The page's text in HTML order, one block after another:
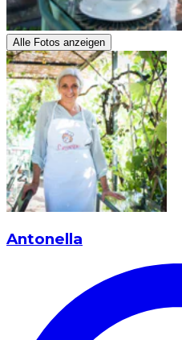
Alle Fotos anzeigen
Antonella